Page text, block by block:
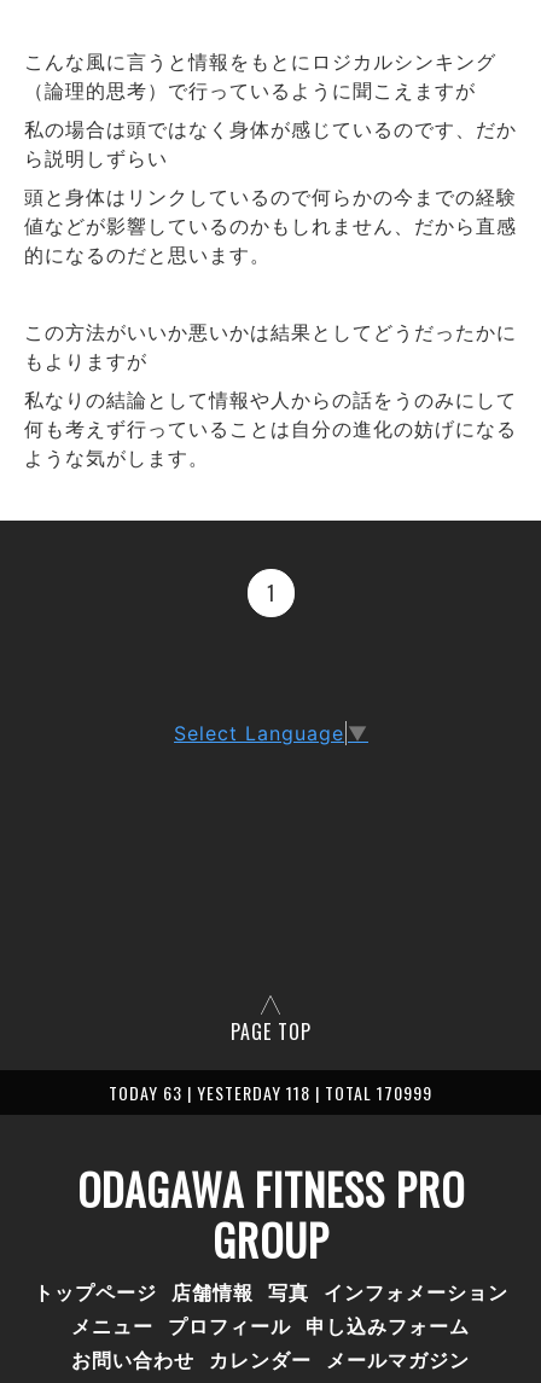
こんな風に言うと情報をもとにロジカルシンキング
（論理的思考）で行っているように聞こえますが
私の場合は頭ではなく身体が感じているのです、だか
ら説明しずらい
頭と身体はリンクしているので何らかの今までの経験
値などが影響しているのかもしれません、だから直感
的になるのだと思います。
この方法がいいか悪いかは結果としてどうだったかに
もよりますが
私なりの結論として情報や人からの話をうのみにして
何も考えず行っていることは自分の進化の妨げになる
ような気がします。
1
Select Language ▼
PAGE TOP
TODAY 63 | YESTERDAY 118 | TOTAL 170999
ODAGAWA FITNESS PRO
GROUP
トップページ 店舗情報 写真 インフォメーション
メニュー プロフィール 申し込みフォーム
お問い合わせ
カレンダー メールマガジン